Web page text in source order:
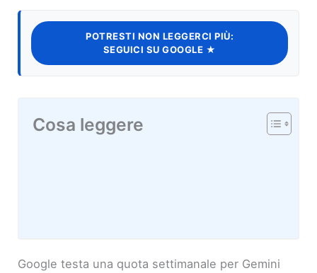
POTRESTI NON LEGGERCI PIÙ:
SEGUICI SU GOOGLE ★
Cosa leggere
Google testa una quota settimanale per Gemini